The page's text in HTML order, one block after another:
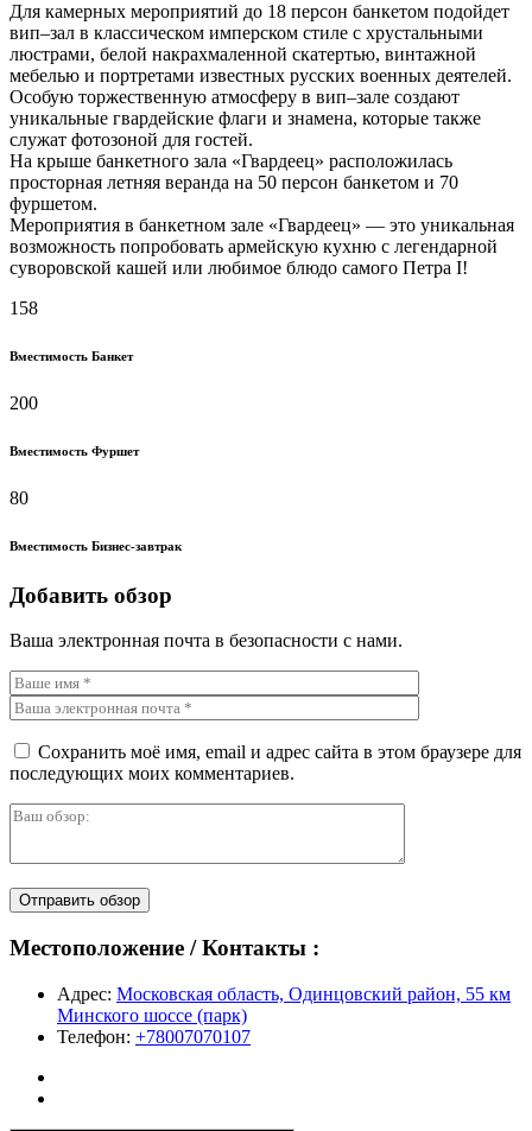
Для камерных мероприятий до 18 персон банкетом подойдет
вип–зал в классическом имперском стиле с хрустальными
люстрами, белой накрахмаленной скатертью, винтажной
мебелью и портретами известных русских военных деятелей.
Особую торжественную атмосферу в вип–зале создают
уникальные гвардейские флаги и знамена, которые также
служат фотозоной для гостей.
На крыше банкетного зала «Гвардеец» расположилась
просторная летняя веранда на 50 персон банкетом и 70
фуршетом.
Мероприятия в банкетном зале «Гвардеец» — это уникальная
возможность попробовать армейскую кухню с легендарной
суворовской кашей или любимое блюдо самого Петра I!
158
Вместимость Банкет
200
Вместимость Фуршет
80
Вместимость Бизнес-завтрак
Добавить обзор
Ваша электронная почта в безопасности с нами.
Сохранить моё имя, email и адрес сайта в этом браузере для
последующих моих комментариев.
Отправить обзор
Местоположение / Контакты :
Адрес: Московская область, Одинцовский район, 55 км
Минского шоссе (парк)
Телефон: +78007070107